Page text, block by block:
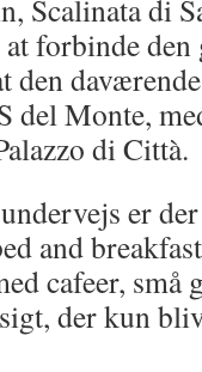
Scalinata di
forbinde den
den
del Monte,
di Città.
er
and
cafeer,
der kun